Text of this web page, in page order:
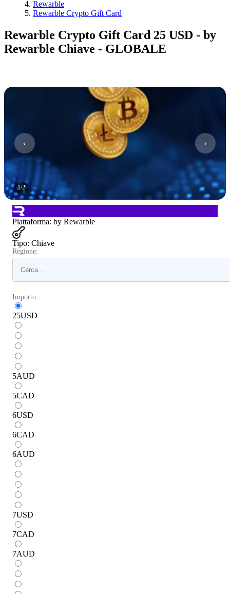
Rewarble
Rewarble Crypto Gift Card
Rewarble Crypto Gift Card 25 USD - by
Rewarble Chiave - GLOBALE
1/2
Piattaforma: by Rewarble
Tipo: Chiave
Regione:
Importo:
25USD
5AUD
5CAD
6USD
6CAD
6AUD
7USD
7CAD
7AUD